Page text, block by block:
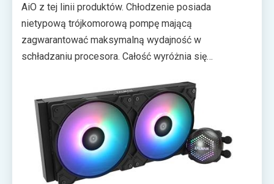
AiO z tej linii produktów. Chłodzenie posiada
nietypową trójkomorową pompę mającą
zagwarantować maksymalną wydajność w
schładzaniu procesora. Całość wyróżnia się
można łatwo obracać o 360 stopni. Rozwiązanie to
pozwala użytkownikowi na instalację chłodnicy w
wybranej przez siebie pozycji bez obawy o
niepoprawny montaż.